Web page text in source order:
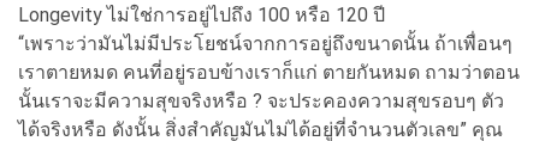
Longevity ไม่ใช่การอยู่ไปถึง 100 หรือ 120 ปี
“เพราะว่ามันไม่มีประโยชน์จากการอยู่ถึงขนาดนั้น ถ้าเพื่อนๆ
เราตายหมด คนที่อยู่รอบข้างเราก็แก่ ตายกันหมด ถามว่าตอน
นั้นเราจะมีความสุขจริงหรือ ? จะประคองความสุขรอบๆ ตัว
ได้จริงหรือ ดังนั้น สิ่งสำคัญมันไม่ได้อยู่ที่จำนวนตัวเลข” คุณ